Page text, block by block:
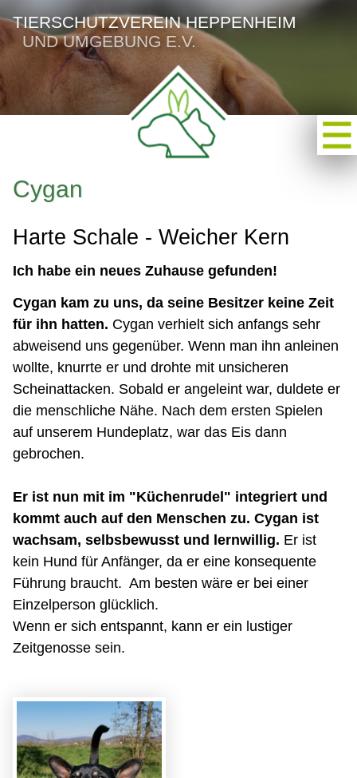
TIERSCHUTZVEREIN HEPPENHEIM
UND UMGEBUNG E.V.
Cygan
Harte Schale - Weicher Kern
Ich habe ein neues Zuhause gefunden!
Cygan kam zu uns, da seine Besitzer keine Zeit
für ihn hatten. Cygan verhielt sich anfangs sehr
abweisend uns gegenüber. Wenn man ihn anleinen
wollte, knurrte er und drohte mit unsicheren
Scheinattacken. Sobald er angeleint war, duldete er
die menschliche Nähe. Nach dem ersten Spielen
auf unserem Hundeplatz, war das Eis dann
gebrochen.
Er ist nun mit im "Küchenrudel" integriert und
kommt auch auf den Menschen zu. Cygan ist
wachsam, selbsbewusst und lernwillig. Er ist
kein Hund für Anfänger, da er eine konsequente
Führung braucht. Am besten wäre er bei einer
Einzelperson glücklich.
Wenn er sich entspannt, kann er ein lustiger
Zeitgenosse sein.